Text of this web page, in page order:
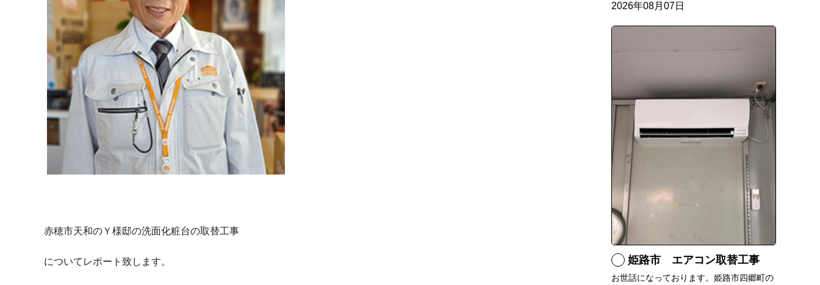
赤穂市天和のＹ様邸の洗面化粧台の取替工事
についてレポート致します。
2026年08月07日
姫路市 エアコン取替工事
お世話になっております。姫路市四郷町の